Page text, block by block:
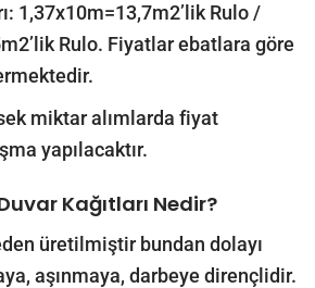
1,37x10m=13,7m2’lik Rulo /
Rulo. Fiyatlar ebatlara göre
miktar alımlarda fiyat
yapılacaktır.
Kağıtları Nedir?
üretilmiştir bundan dolayı
aşınmaya, darbeye dirençlidir.